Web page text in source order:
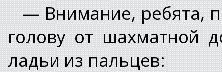
— Внимание, ребята,
голову от шахматной
ладьи из пальцев: